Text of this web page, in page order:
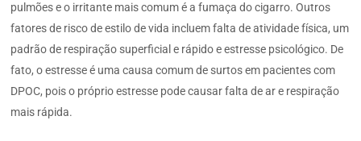
pulmões e o irritante mais comum é a fumaça do cigarro. Outros
fatores de risco de estilo de vida incluem falta de atividade física, um
padrão de respiração superficial e rápido e estresse psicológico. De
fato, o estresse é uma causa comum de surtos em pacientes com
DPOC, pois o próprio estresse pode causar falta de ar e respiração
mais rápida.